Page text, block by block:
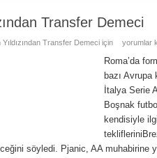
Transfer Demeci
Yıldızından Transfer Demeci için yorumlar
Roma’da
bazı
İtalya Serie
Boşnak
kendisiyle
söyledi. Pjanic, AA muhabirine